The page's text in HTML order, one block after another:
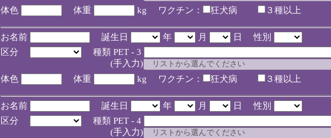
体色
体重 kg ワクチン： 狂犬病 ３種以上
お名前 誕生日 年 月
日 性別
区分
種類 PET - 3
(手入力)
体色
体重 kg ワクチン： 狂犬病 ３種以上
お名前 誕生日 年 月
日 性別
区分
種類 PET - 4
(手入力)